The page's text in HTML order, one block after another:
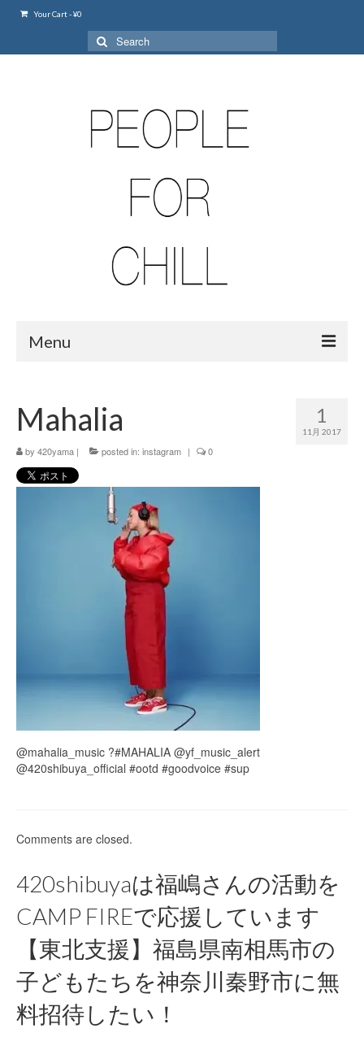
Your Cart-¥0
Search
for:
Menu
420 shibuya_info
420 shibuya_access
420 shibuya_shop
Instagram:420shibuya_official
About:FOUR TWENTY SHIBUYA
YouTube:420shibuya
www.h4wp.com
420friendly 通販
1
11月 2017
Mahalia
by 420yama | posted in: instagram | 0
@mahalia_music ?#MAHALIA @yf_music_alert
@420shibuya_official #ootd #goodvoice #sup
Comments are closed.
420shibuyaは福嶋さんの活動を
CAMP FIREで応援しています
【東北支援】福島県南相馬市の
子どもたちを神奈川秦野市に無
料招待したい！